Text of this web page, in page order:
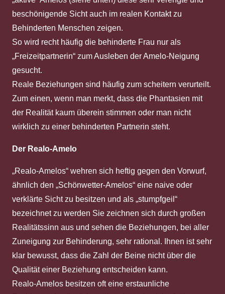
beschönigende Sicht auch im realen Kontakt zu
Behinderten Menschen zeigen.
So wird recht häufig die behinderte Frau nur als
„Freizeitpartnerin“ zum Ausleben der Amelo-Neigung
gesucht.
Reale Beziehungen sind häufig zum scheitern verurteilt.
Zum einen, wenn man merkt, dass die Phantasien mit
der Realität kaum überein stimmen oder man nicht
wirklich zu einer behinderten Partnerin steht.
Der Realo-Amelo
„Realo-Amelos“ wehren sich heftig gegen den Vorwurf,
ähnlich den „Schönwetter-Amelos“ eine naive oder
verklärte Sicht zu besitzen und als „stumpfgeil“
bezeichnet zu werden Sie zeichnen sich durch großen
Realitätssinn aus und sehen die Beziehungen, bei aller
Zuneigung zur Behinderung, sehr rational. Ihnen ist sehr
klar bewusst, dass die Zahl der Beine nicht über die
Qualität einer Beziehung entscheiden kann.
Realo-Amelos besitzen oft eine erstaunliche